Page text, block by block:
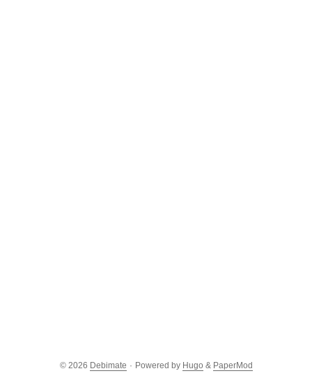
© 2026 Debimate · Powered by Hugo & PaperMod